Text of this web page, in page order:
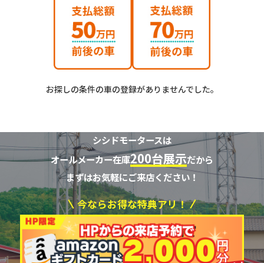
お探しの条件の車の登録がありませんでした。
シシドモータースは
オールメーカー在庫200台展示だから
まずはお気軽にご来店ください！
今ならお得な特典アリ！